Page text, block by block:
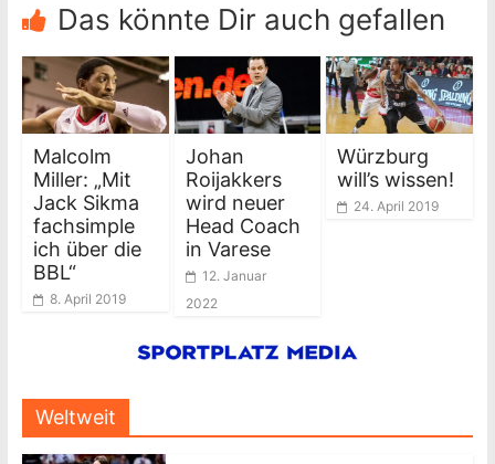
Das könnte Dir auch gefallen
Malcolm
Miller: „Mit
Jack Sikma
fachsimple
ich über die
BBL“
8. April 2019
Johan
Roijakkers
wird neuer
Head Coach
in Varese
12. Januar
2022
Würzburg
will’s wissen!
24. April 2019
Weltweit